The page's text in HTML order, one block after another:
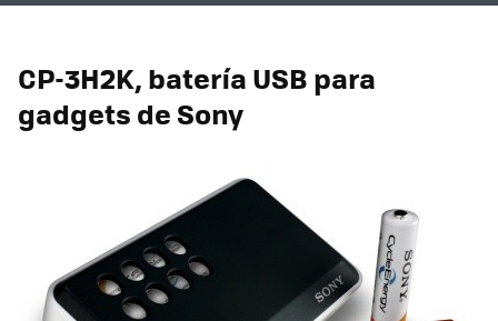
CP-3H2K, batería USB para
gadgets de Sony